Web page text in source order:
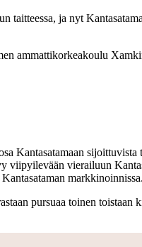
ja nyt
ammattikorkeakoulu
Kantasatamaan
viipyilevään vierailuun
markkinoinnissa.
pursuaa toinen